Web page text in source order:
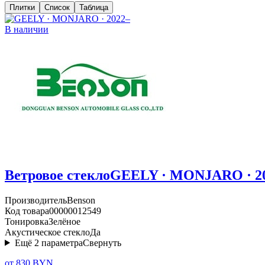
Плитки Список Таблица
В наличии
Ветровое стеклоGEELY · MONJARO ·
ПроизводительBenson
Код товара00000012549
ТонировкаЗелёное
Акустическое стеклоДа
Ещё 2 параметраСвернуть
от 830 BYN